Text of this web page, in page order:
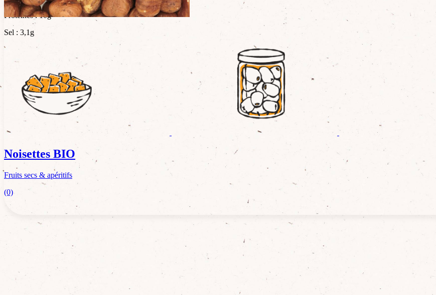
Protéines : 10g
Sel : 3,1g
Noisettes BIO
Fruits secs & apéritifs
(0)